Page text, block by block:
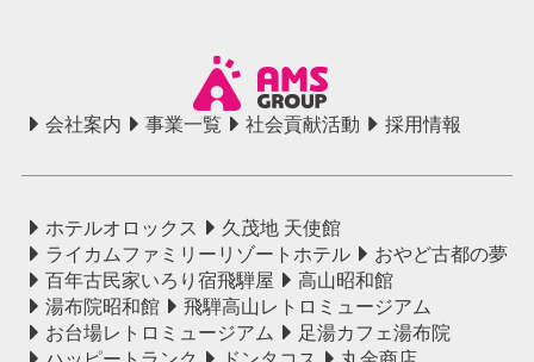
会社案内 事業一覧 社会貢献活動 採用情報
ホテルオロックス
久茂地 天使館
ライカムファミリーリゾートホテル
おやど古都の夢
百年古民家いろり宿飛騨屋
高山昭和館
湯布院昭和館
飛騨高山レトロミュージアム
お台場レトロミュージアム
足湯カフェ湯布院